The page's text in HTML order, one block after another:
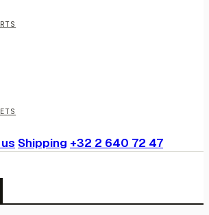
Shipping +32 2 640 72 47